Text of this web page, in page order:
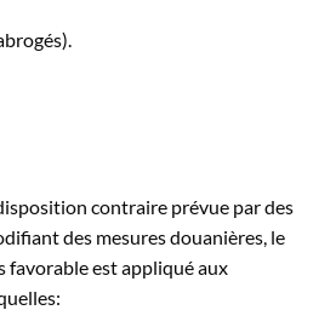
contraire prévue par des
des mesures douanières, le
favorable est appliqué aux